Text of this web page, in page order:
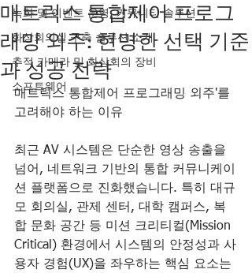
녹화 및 이벤트 운영, 커뮤니티 솔루션
화상회의실 구축 솔루션 소개
추적 카메라 및 화상회의 장비
소프트웨어
매트릭스 통합제어 프로그
래밍 외주: 현명한 선택 기준
과 성공 전략
매트릭스 통합제어 프로그래밍 외주'를
고려해야 하는 이유
최근 AV 시스템은 단순한 영상 송출을
넘어, 네트워크 기반의 통합 커뮤니케이
션 플랫폼으로 진화했습니다. 특히 대규
모 회의실, 관제 센터, 대학 캠퍼스, 복
합 문화 공간 등 미션 크리티컬(Mission
Critical) 환경에서 시스템의 안정성과 사
용자 경험(UX)을 좌우하는 핵심 요소는